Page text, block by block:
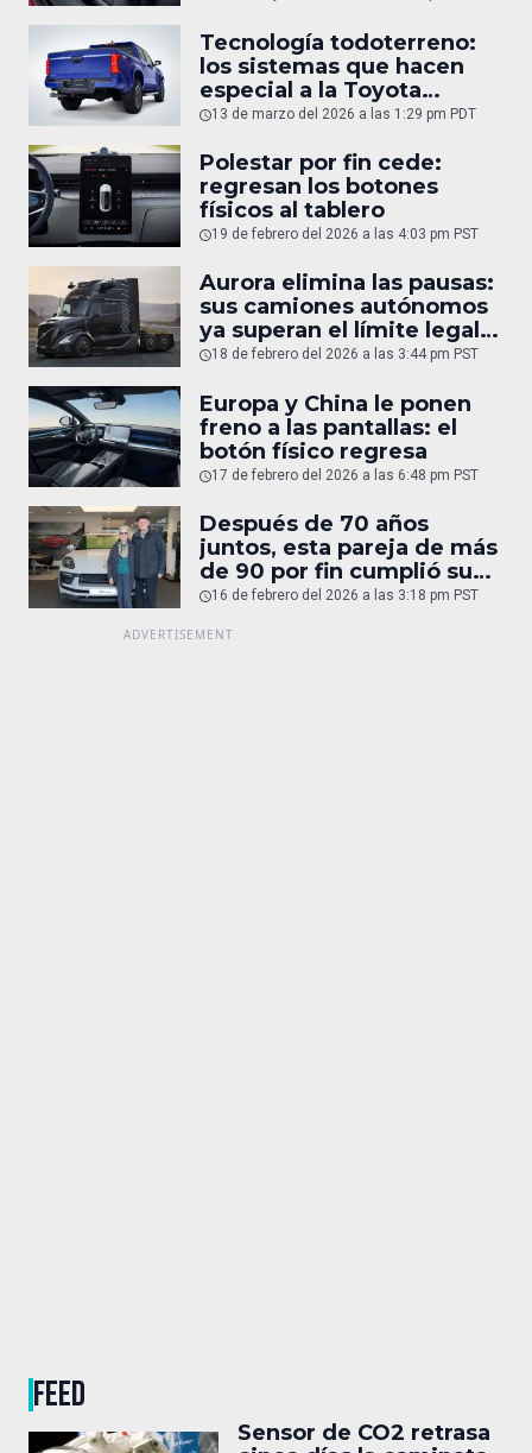
Tecnología todoterreno:
los sistemas que hacen
especial a la Toyota
Tacoma
13 de marzo del 2026 a las 1:29 pm PDT
Polestar por fin cede:
regresan los botones
físicos al tablero
19 de febrero del 2026 a las 4:03 pm PST
Aurora elimina las pausas:
sus camiones autónomos
ya superan el límite legal
humano
18 de febrero del 2026 a las 3:44 pm PST
Europa y China le ponen
freno a las pantallas: el
botón físico regresa
17 de febrero del 2026 a las 6:48 pm PST
Después de 70 años
juntos, esta pareja de más
de 90 por fin cumplió su
sueño: un Porsche
16 de febrero del 2026 a las 3:18 pm PST
FEED
Sensor de CO2 retrasa